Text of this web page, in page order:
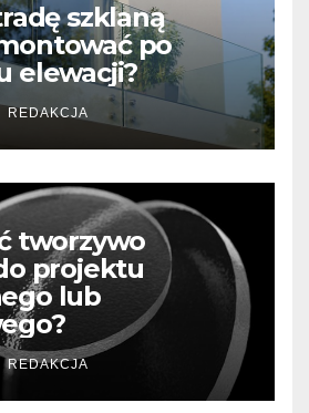
szklaną
po
elewacji?
REDAKCJA
tworzywo
projektu
lub
REDAKCJA